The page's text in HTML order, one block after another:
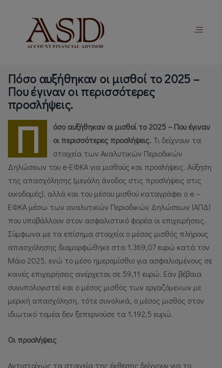
Πόσο αυξήθηκαν οι μισθοί το 2025 –
Που έγιναν οι περισσότερες
προσλήψεις.
Π
όσο αυξήθηκαν οι μισθοί το 2025 – Που έγιναν
οι περισσότερες προσλήψεις. Τι δείχνουν τα
στοιχεία των Αναλυτικών Περιοδικών
Δηλώσεων του e-ΕΦΚΑ για μισθούς και προσλήψεις. Αύξηση
της απασχόλησης (μεγάλη άνοδος στις προσλήψεις στις
οικοδομές), αλλά και του μέσου μισθού καταγράφει ο e –
ΕΦΚΑ μέσω των αναλυτικών Περιοδικών Δηλώσεων (ΑΠΔ)
που υποβάλλουν στον ασφαλιστικό φορέα οι επιχειρήσεις.
Σύμφωνα με τα επίσημα στοιχεία ο μέσος μισθός πλήρους
απασχόλησης διαμορφώθηκε στα 1.369,07 ευρώ κατά τον
Μάιο 2025, ενώ το μέσο ημερομίσθιο για ασφαλισμένους σε
κοινές επιχειρήσεις ανέρχεται σε 59,11 ευρώ. Εάν βέβαια
συνυπολογιστεί και ο μέσος μισθός των εργαζόμενων με
μερική απασχόληση, τότε συνολικά, ο μέσος μισθός στον
ιδιωτικό τομέα δεν ξεπερνούσε τα 1.192,5 ευρώ.
Οι προσλήψεις
Αντιστοίχως τα στοιχεία της έκθεσης δείχνουν για το